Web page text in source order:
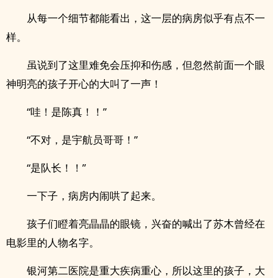
从每一个细节都能看出，这一层的病房似乎有点不一
样。
虽说到了这里难免会压抑和伤感，但忽然前面一个眼
神明亮的孩子开心的大叫了一声！
“哇！是陈真！！”
“不对，是宇航员哥哥！”
“是队长！！”
一下子，病房内闹哄了起来。
孩子们瞪着亮晶晶的眼镜，兴奋的喊出了苏木曾经在
电影里的人物名字。
银河第二医院是重大疾病重心，所以这里的孩子，大